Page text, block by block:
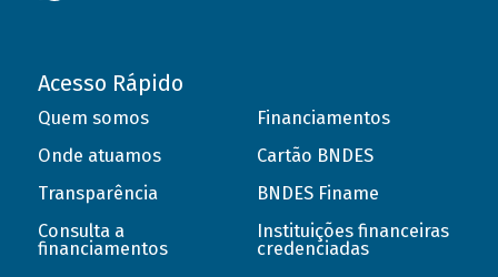
Acesso Rápido
Quem somos
Onde atuamos
Transparência
Consulta a
financiamentos
Financiamentos
Cartão BNDES
BNDES Finame
Instituições financeiras
credenciadas